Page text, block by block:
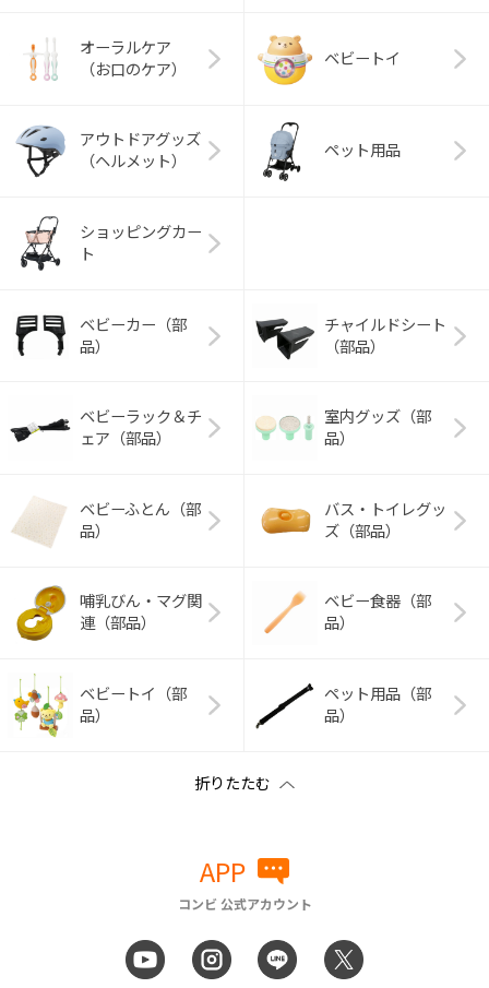
オーラルケア
（お口のケア）
ベビートイ
アウトドアグッズ
（ヘルメット）
ペット用品
ショッピングカー
ト
ベビーカー（部
品）
チャイルドシート
（部品）
ベビーラック＆チ
ェア（部品）
室内グッズ（部
品）
ベビーふとん（部
品）
バス・トイレグッ
ズ（部品）
哺乳びん・マグ関
連（部品）
ベビー食器（部
品）
ベビートイ（部
品）
ペット用品（部
品）
APP
コンビ 公式アカウント